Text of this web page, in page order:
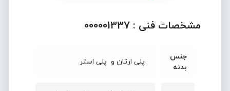
مشخصات فنی :000001337
جنس
بدنه
پلی ارتان و پلی استر